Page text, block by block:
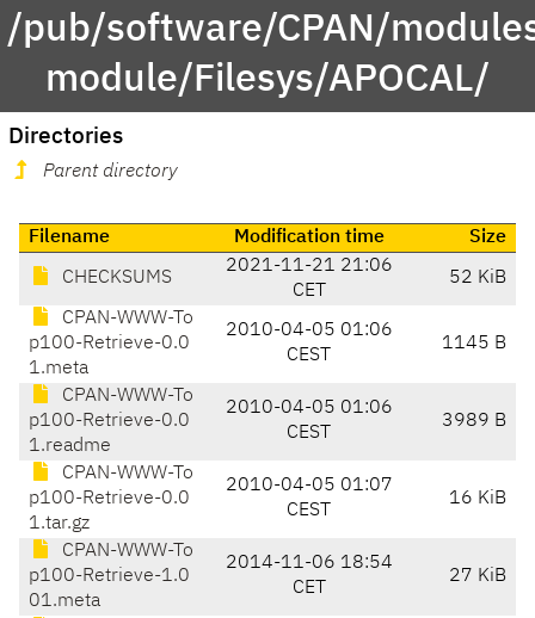
/pub/software/CPAN/
module/Filesys/APOCAL/
Directories
Parent directory
Filename Modification time Size
CHECKSUMS
2021-11-21 21:06
CET
52 KiB
CPAN-WWW-To
p100-Retrieve-0.0
1.meta
2010-04-05 01:06
CEST
1145 B
CPAN-WWW-To
p100-Retrieve-0.0
1.readme
2010-04-05 01:06
CEST
3989 B
CPAN-WWW-To
p100-Retrieve-0.0
1.tar.gz
2010-04-05 01:07
CEST
16 KiB
CPAN-WWW-To
p100-Retrieve-1.0
01.meta
2014-11-06 18:54
CET
27 KiB